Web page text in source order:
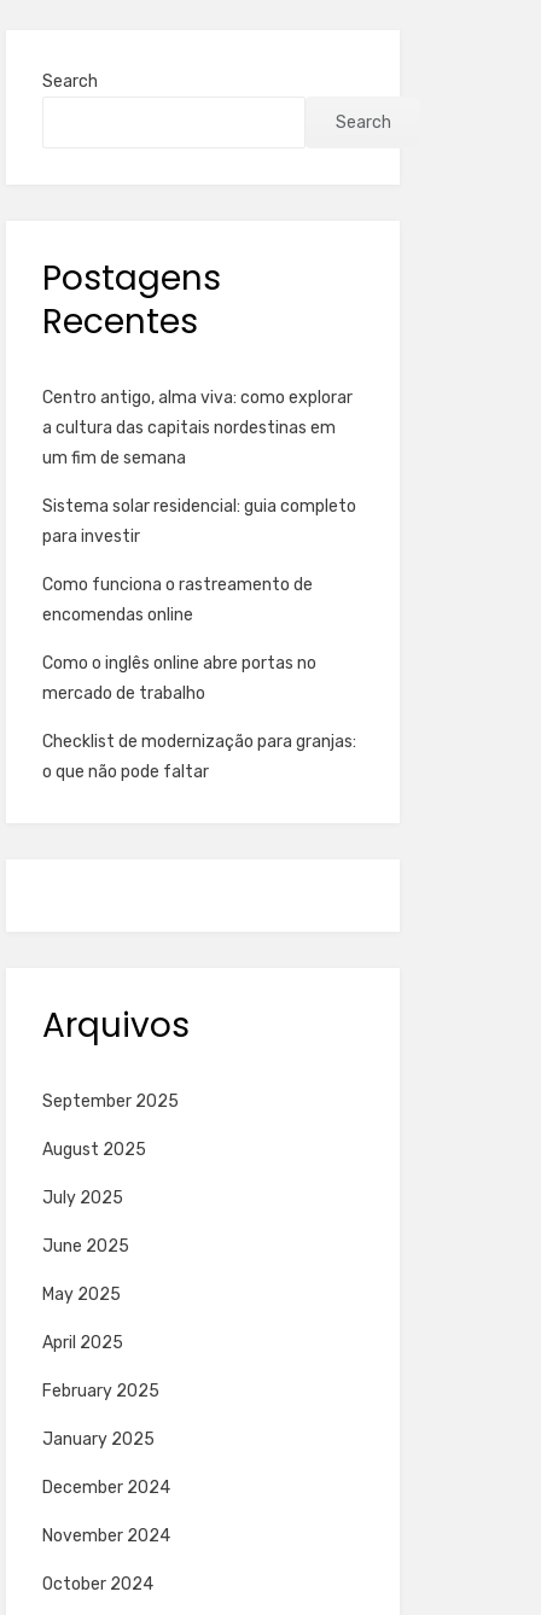
Search
Search
Postagens
Recentes
Centro antigo, alma viva: como explorar
a cultura das capitais nordestinas em
um fim de semana
Sistema solar residencial: guia completo
para investir
Como funciona o rastreamento de
encomendas online
Como o inglês online abre portas no
mercado de trabalho
Checklist de modernização para granjas:
o que não pode faltar
Arquivos
September 2025
August 2025
July 2025
June 2025
May 2025
April 2025
February 2025
January 2025
December 2024
November 2024
October 2024